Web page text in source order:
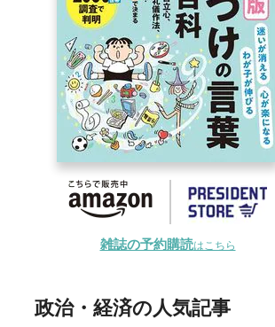
雑誌の予約購読はこちら
政治・経済の人気記事